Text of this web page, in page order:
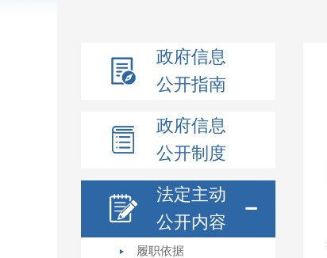
政府信息
公开指南
政府信息
公开制度
法定主动
公开内容
履职依据